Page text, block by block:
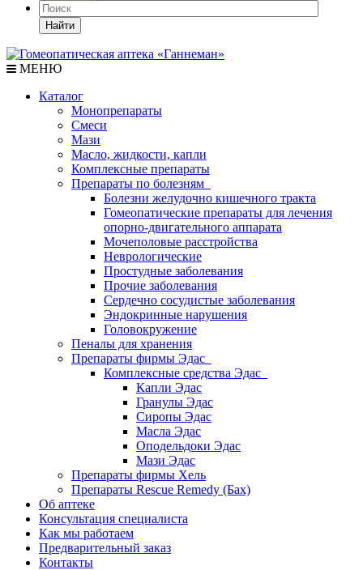
Найти
МЕНЮ
Каталог
Монопрепараты
Смеси
Мази
Масло, жидкости, капли
Комплексные препараты
Препараты по болезням
Болезни желудочно кишечного тракта
Гомеопатические препараты для лечения
опорно-двигательного аппарата
Мочеполовые расстройства
Неврологические
Простудные заболевания
Прочие заболевания
Сердечно сосудистые заболевания
Эндокринные нарушения
Головокружение
Пеналы для хранения
Препараты фирмы Эдас
Комплексные средства Эдас
Капли Эдас
Гранулы Эдас
Сиропы Эдас
Масла Эдас
Оподельдоки Эдас
Мази Эдас
Препараты фирмы Хель
Препараты Rescue Remedy (Бах)
Об аптеке
Консультация специалиста
Как мы работаем
Предварительный заказ
Контакты